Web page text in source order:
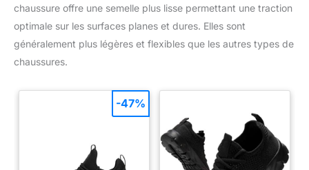
chaussure offre une semelle plus lisse permettant une traction
optimale sur les surfaces planes et dures. Elles sont
généralement plus légères et flexibles que les autres types de
chaussures.
-47%